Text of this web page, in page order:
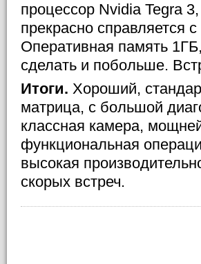
процессор Nvidia Tegra
прекрасно справляется
Оперативная память
сделать и побольше.
Итоги. Хороший,
матрица, с большой
классная камера,
функциональная
высокая
скорых встреч.